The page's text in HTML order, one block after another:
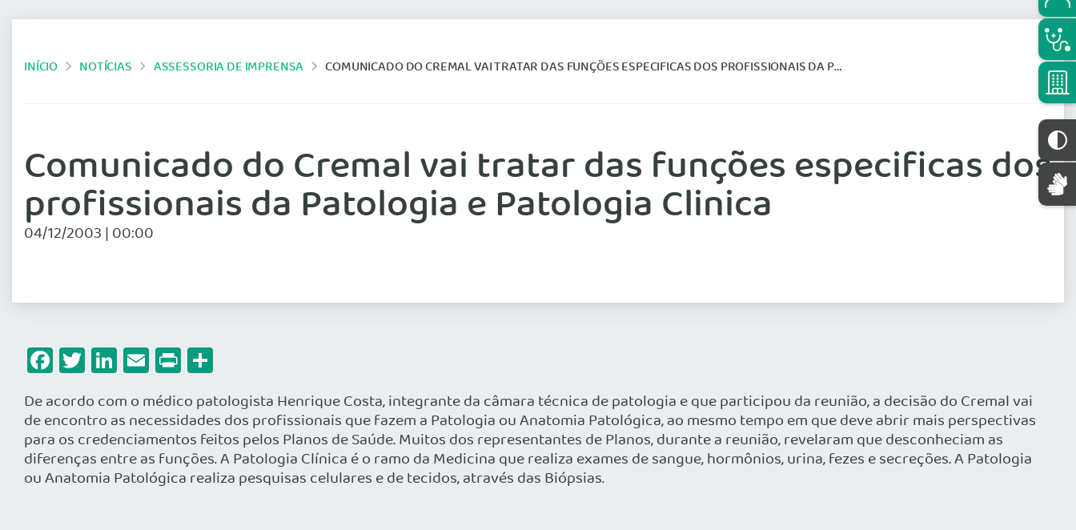
INÍCIO NOTÍCIAS ASSESSORIA DE IMPRENSA COMUNICADO DO CREMAL VAI TRATAR DAS FUNÇÕES ESPECIFICAS DOS PROFISSIONAIS DA PATOLOGIA E PATOLOGIA CLINICA
Comunicado do Cremal vai tratar das funções especificas dos
profissionais da Patologia e Patologia Clinica
04/12/2003 | 00:00
Facebook
Twitter
LinkedIn
Email
Print
De acordo com o médico patologista Henrique Costa, integrante da câmara técnica de patologia e que participou da reunião, a decisão do Cremal vai
de encontro as necessidades dos profissionais que fazem a Patologia ou Anatomia Patológica, ao mesmo tempo em que deve abrir mais perspectivas
para os credenciamentos feitos pelos Planos de Saúde. Muitos dos representantes de Planos, durante a reunião, revelaram que desconheciam as
diferenças entre as funções. A Patologia Clínica é o ramo da Medicina que realiza exames de sangue, hormônios, urina, fezes e secreções. A Patologia
ou Anatomia Patológica realiza pesquisas celulares e de tecidos, através das Biópsias.